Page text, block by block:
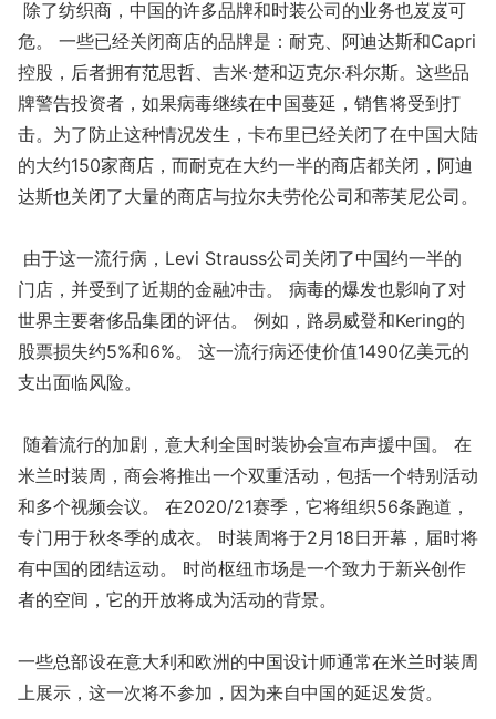
除了纺织商，中国的许多品牌和时装公司的业务也岌岌可
危。 一些已经关闭商店的品牌是：耐克、阿迪达斯和Capri
控股，后者拥有范思哲、吉米·楚和迈克尔·科尔斯。这些品
牌警告投资者，如果病毒继续在中国蔓延，销售将受到打
击。为了防止这种情况发生，卡布里已经关闭了在中国大陆
的大约150家商店，而耐克在大约一半的商店都关闭，阿迪
达斯也关闭了大量的商店与拉尔夫劳伦公司和蒂芙尼公司。
由于这一流行病，Levi Strauss公司关闭了中国约一半的
门店，并受到了近期的金融冲击。 病毒的爆发也影响了对
世界主要奢侈品集团的评估。 例如，路易威登和Kering的
股票损失约5%和6%。 这一流行病还使价值1490亿美元的
支出面临风险。
随着流行的加剧，意大利全国时装协会宣布声援中国。 在
米兰时装周，商会将推出一个双重活动，包括一个特别活动
和多个视频会议。 在2020/21赛季，它将组织56条跑道，
专门用于秋冬季的成衣。 时装周将于2月18日开幕，届时将
有中国的团结运动。 时尚枢纽市场是一个致力于新兴创作
者的空间，它的开放将成为活动的背景。
一些总部设在意大利和欧洲的中国设计师通常在米兰时装周
上展示，这一次将不参加，因为来自中国的延迟发货。